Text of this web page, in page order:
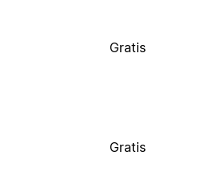
Gratis
Gratis